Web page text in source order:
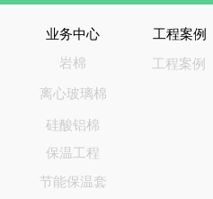
业务中心
工程案例
岩棉
离心玻璃棉
硅酸铝棉
保温工程
节能保温套
工程案例